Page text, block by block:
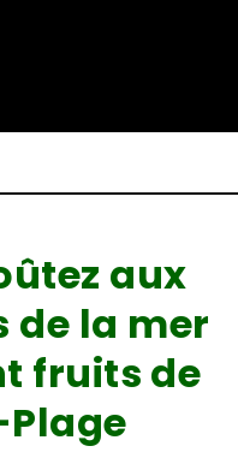
aux
de la mer
fruits de